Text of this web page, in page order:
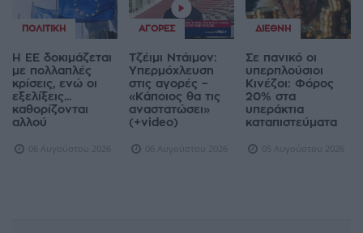
ΠΟΛΙΤΙΚΉ
Η ΕΕ δοκιμάζεται
με πολλαπλές
κρίσεις, ενώ οι
εξελίξεις...
καθορίζονται
αλλού
06 Αυγούστου 2026
ΑΓΟΡΈΣ
Τζέιμι Ντάιμον:
Υπερμόχλευση
στις αγορές –
«Κάποιος θα τις
αναστατώσει»
(+video)
06 Αυγούστου 2026
ΔΙΕΘΝΉ
Σε πανικό οι
υπερπλούσιοι
Κινέζοι: Φόρος
20% στα
υπεράκτια
καταπιστεύματα
05 Αυγούστου 2026